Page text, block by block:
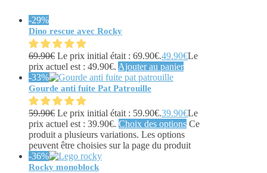
-29%
Dino rescue avec Rocky
69.90€ Le prix initial était : 69.90€.49.90€Le
prix actuel est : 49.90€. Ajouter au panier
-33%
Gourde anti fuite Pat Patrouille
59.90€ Le prix initial était : 59.90€.39.90€Le
prix actuel est : 39.90€. Choix des options Ce
produit a plusieurs variations. Les options
peuvent être choisies sur la page du produit
-36%
Rocky monoblock